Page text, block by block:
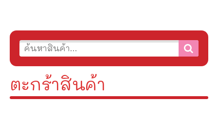
ตะกร้าสินค้า